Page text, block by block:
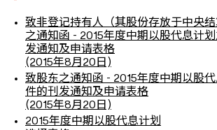
致非登记持有人（其股份存放于中央结
之通知函 - 2015年度中期以股代息计
发通知及申请表格
(2015年8月20日)
致股东之通知函 - 2015年度中期以股
件的刊发通知及申请表格
(2015年8月20日)
2015年度中期以股代息计划